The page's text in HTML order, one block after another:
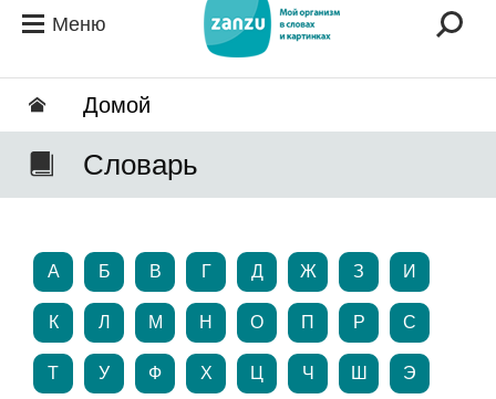
Меню
Домой
Словарь
А Б В Г Д Ж З И
К Л М Н О П Р С
Т У Ф Х Ц Ч Ш Э